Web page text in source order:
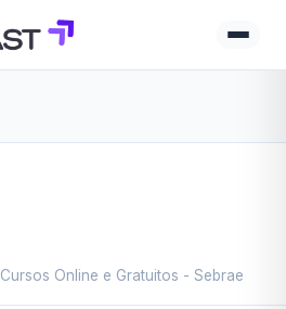
Cursos Online e Gratuitos - Sebrae